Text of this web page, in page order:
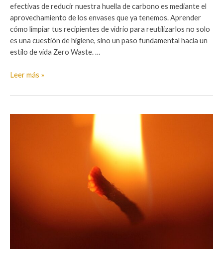
efectivas de reducir nuestra huella de carbono es mediante el
aprovechamiento de los envases que ya tenemos. Aprender
cómo limpiar tus recipientes de vidrio para reutilizarlos no solo
es una cuestión de higiene, sino un paso fundamental hacia un
estilo de vida Zero Waste. …
Cómo
tus
Leer más »